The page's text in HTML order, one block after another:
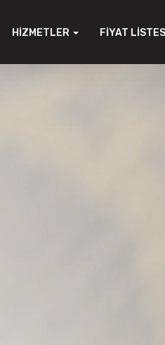
HIZMETLER FIYAT